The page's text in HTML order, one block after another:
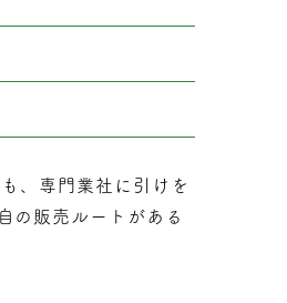
、専門業社に引けを
の販売ルートがある